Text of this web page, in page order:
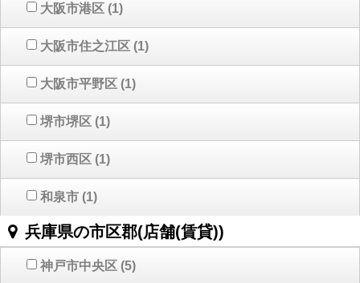
大阪市港区 (1)
大阪市住之江区 (1)
大阪市平野区 (1)
堺市堺区 (1)
堺市西区 (1)
和泉市 (1)
兵庫県の市区郡(店舗(賃貸))
神戸市中央区 (5)